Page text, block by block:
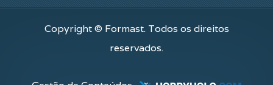
Copyright © Formast. Todos os direitos
reservados.